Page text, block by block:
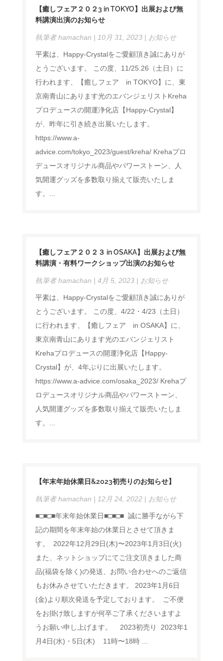
【癒しフェア２０２3 in TOKYO】出展および無
料講演出演のお知らせ
執筆者hamachan | 10月 31, 2023| お知らせ
平素は、Happy-Crystalをご愛顧頂き誠にありが
とうございます。 この度、11/25.26（土日）に
行われます、【癒しフェア in TOKYO】に、東
京南青山にあります光のエバンジェリストKreha
プロデュースの開運浄化店【Happy-Crystal】
が、昨年に引き続き出展いたします。
https://www.a-
advice.com/tokyo_2023/guest/kreha/ Krehaプロ
デュースオリジナル商品やパワーストーン、人
気開運グッズを多数取り揃えて販売いたしま
す。...
【癒しフェア２０２３ in OSAKA】出展および無
料講演・有料ワークショップ出演のお知らせ
執筆者hamachan | 4月 5, 2023| お知らせ
平素は、Happy-Crystalをご愛顧頂き誠にありが
とうございます。 この度、4/22・4/23（土日）
に行われます、【癒しフェア in OSAKA】に、
東京南青山にあります光のエバンジェリスト
Krehaプロデュースの開運浄化店【Happy-
Crystal】が、4年ぶりに出展いたします。
https://www.a-advice.com/osaka_2023/ Krehaプ
ロデュースオリジナル商品やパワーストーン、
人気開運グッズを多数取り揃えて販売いたしま
す。...
【年末年始休業日&2023初売りのお知らせ】
執筆者hamachan | 12月 24, 2022| お知らせ
■□■□■年末年始休業日■□■□■ ⁡ 誠に勝手ながら下
記の期間を年末年始の休業日とさせて頂きま
す。 ⁡ 2022年12月29日(木)〜2023年1月3日(火) ⁡
また、ネットショップにてご注文頂きました商
品(福袋を除く)の発送、お問い合わせへのご返信
もお休みさせていただきます。 2023年1月6日
(金)より順次発送を予定しております。 ⁡ ご不便
をお掛け致しますが何卒ご了承くださいますよ
うお願い申し上げます。 ⁡ ⁡ ⁡ 2023初売り ⁡ 2023年1
月4日(水)・5日(木) 11時〜18時 ⁡...